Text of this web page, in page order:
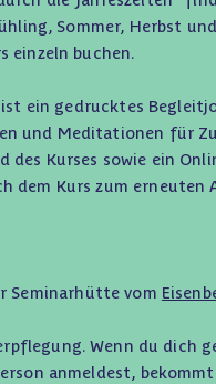
Sommer, Herbst
einzeln buchen.
ein gedrucktes
und Meditationen für
des Kurses sowie ein
dem Kurs zum erneuten
Seminarhütte vom
Wenn du dich
anmeldest,